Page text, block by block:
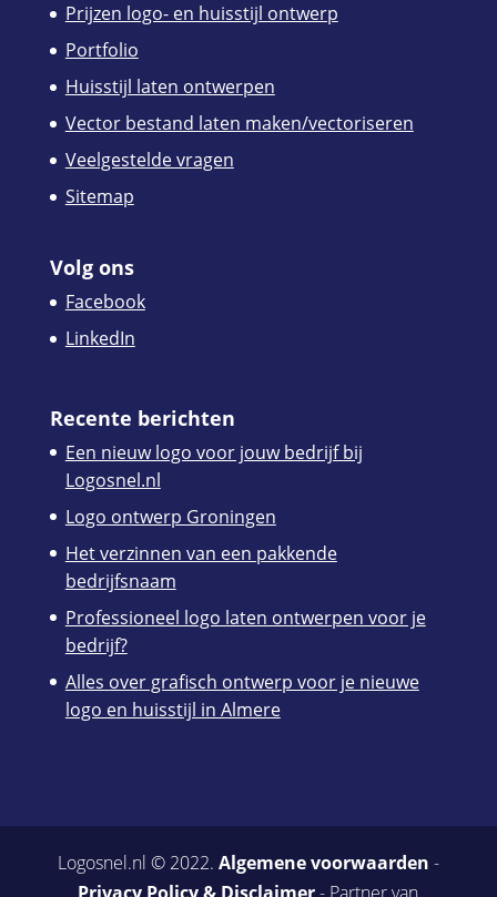
Prijzen logo- en huisstijl ontwerp
Portfolio
Huisstijl laten ontwerpen
Vector bestand laten maken/vectoriseren
Veelgestelde vragen
Sitemap
Volg ons
Facebook
LinkedIn
Recente berichten
Een nieuw logo voor jouw bedrijf bij
Logosnel.nl
Logo ontwerp Groningen
Het verzinnen van een pakkende
bedrijfsnaam
Professioneel logo laten ontwerpen voor je
bedrijf?
Alles over grafisch ontwerp voor je nieuwe
logo en huisstijl in Almere
Logosnel.nl © 2022. Algemene voorwaarden -